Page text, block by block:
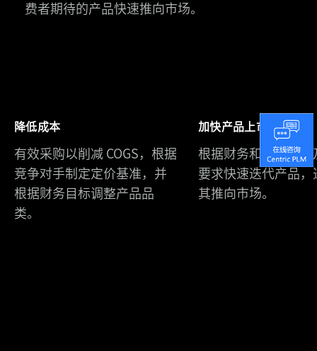
费者期待的产品快速推向市场。
降低成本
有效采购以削减 COGS，根据
竞争对手制定定价基准，并
根据财务目标调整产品品
类。
加快产品上市时间
根据财务和营销目标
要求快速迭代产品，
其推向市场。
Urban
Revivo
通
国
携
手